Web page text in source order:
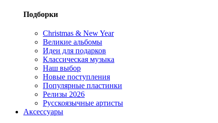
Подборки
Christmas & New Year
Великие альбомы
Идеи для подарков
Классическая музыка
Наш выбор
Новые поступления
Популярные пластинки
Релизы 2026
Русскоязычные артисты
Аксессуары